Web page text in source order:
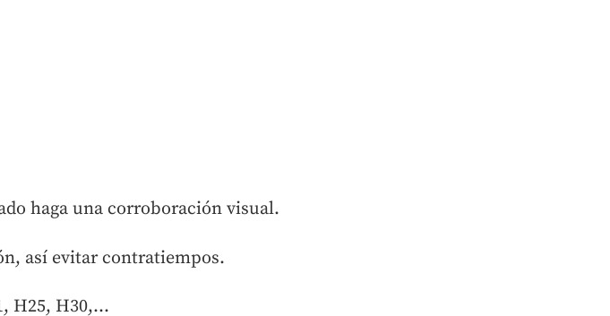
haga una corroboración visual.
así evitar contratiempos.
H25, H30,…